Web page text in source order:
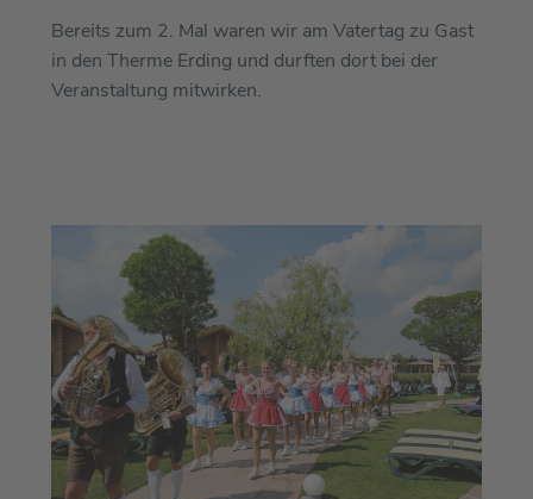
Bereits zum 2. Mal waren wir am Vatertag zu Gast
in den Therme Erding und durften dort bei der
Veranstaltung mitwirken.